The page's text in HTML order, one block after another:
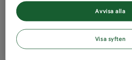
Avvisa alla
Visa syften